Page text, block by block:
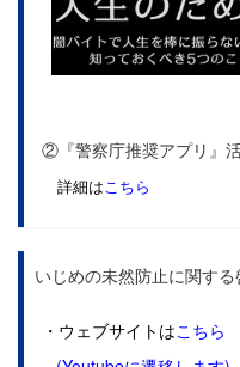
②『警察庁推奨アプリ』
詳細はこちら
いじめの未然防止に関す
・ウェブサイトはこちら